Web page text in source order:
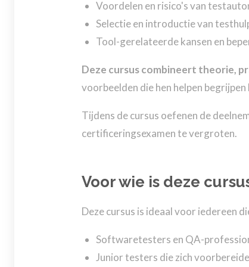
Voordelen en risico's van
Selectie en introductie van
Tool-gerelateerde kansen en
Deze cursus combineert theorie,
voorbeelden die hen helpen
Tijdens de cursus oefenen de
certificeringsexamen te vergroten.
Voor wie is deze
Deze cursus is ideaal voor iedereen
Softwaretesters en QA-
Junior testers die zich